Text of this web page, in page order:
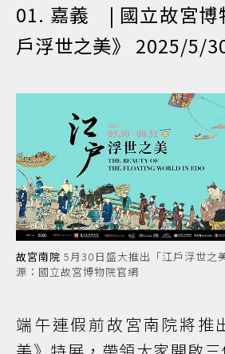
01. 嘉義 | 國立故宮博
戶浮世之美》 2025/5/
故宮南院 5月30日盛大推出「江戶浮世之
源：國立故宮博物院官網
端午連假前故宮南院將推